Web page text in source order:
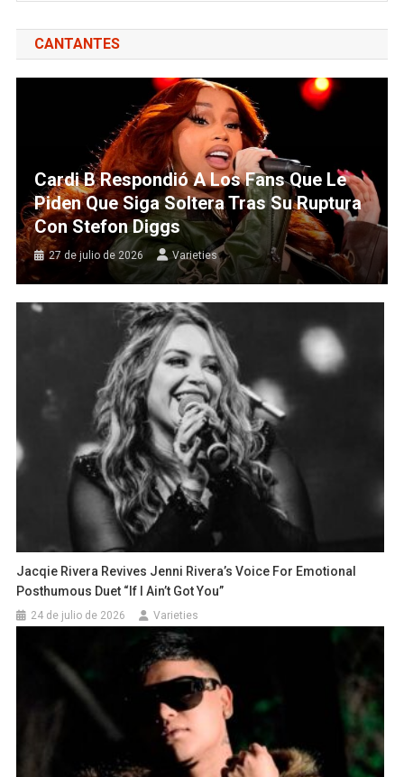
CANTANTES
Cardi B Respondió A Los Fans Que Le
Piden Que Siga Soltera Tras Su Ruptura
Con Stefon Diggs
27 de julio de 2026 Varieties
Jacqie Rivera Revives Jenni Rivera’s Voice For Emotional
Posthumous Duet “If I Ain’t Got You”
24 de julio de 2026 Varieties